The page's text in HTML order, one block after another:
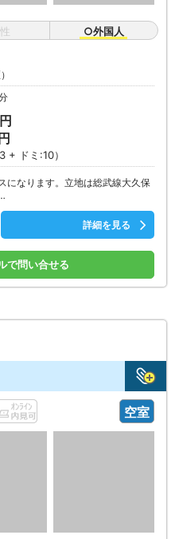
○外国人
+ ドミ:10）
になります。立地は総武線大久保
詳細を見る
で問い合せる
空室